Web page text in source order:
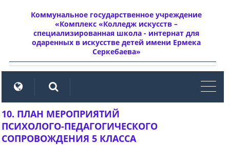
Коммунальное государственное учреждение
«Комплекс «Колледж искусств –
специализированная школа - интернат для
одаренных в искусстве детей имени Ермека
Серкебаева»
10. ПЛАН МЕРОПРИЯТИЙ
ПСИХОЛОГО-ПЕДАГОГИЧЕСКОГО
СОПРОВОЖДЕНИЯ 5 КЛАССА